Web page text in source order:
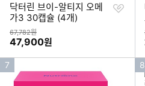
닥터린 브이-알티지 오메
가3 30캡슐 (4개)
상품금액
67,782원
할인금액
47,900원
찜
인
7
인
8